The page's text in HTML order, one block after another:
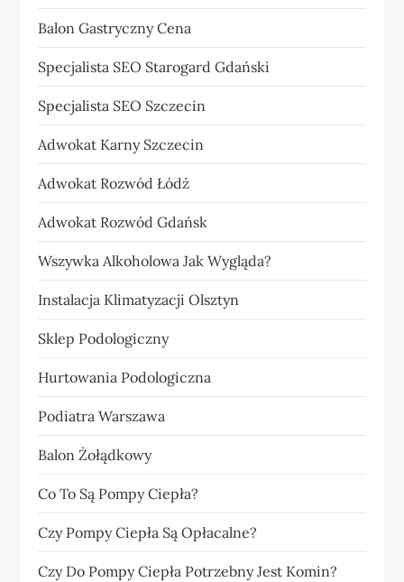
Balon Gastryczny Cena
Specjalista SEO Starogard Gdański
Specjalista SEO Szczecin
Adwokat Karny Szczecin
Adwokat Rozwód Łódź
Adwokat Rozwód Gdańsk
Wszywka Alkoholowa Jak Wygląda?
Instalacja Klimatyzacji Olsztyn
Sklep Podologiczny
Hurtowania Podologiczna
Podiatra Warszawa
Balon Żołądkowy
Co To Są Pompy Ciepła?
Czy Pompy Ciepła Są Opłacalne?
Czy Do Pompy Ciepła Potrzebny Jest Komin?